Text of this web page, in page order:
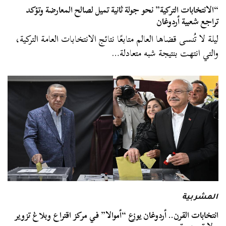
“الانتخابات التركية” نحو جولة ثانية تميل لصالح المعارضة وتؤكد
تراجع شعبية أردوغان
ليلة لا تُنسى قضاها العالم متابعًا نتائج الانتخابات العامة التركية،
والتي انتهت بنتيجة شبه متعادلة…
المشربية
انتخابات القرن.. أردوغان يوزع “أموالا” في مركز اقتراع وبلاغ تزوير